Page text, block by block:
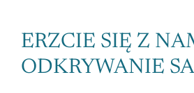
ERZCIE SIĘ Z
ODKRYWANIE